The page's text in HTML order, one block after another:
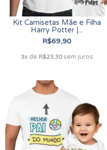
Kit Camisetas Mãe e Filha
Harry Potter |...
R$69,90
3x de R$23,30sem juros